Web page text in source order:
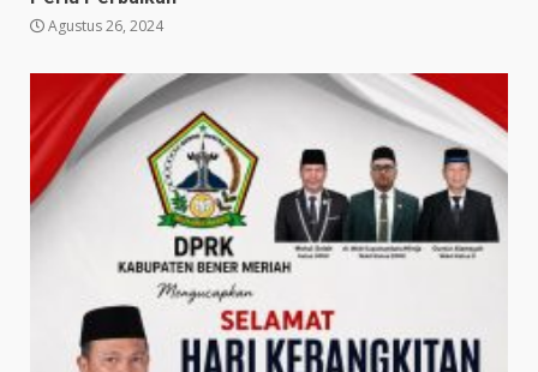
Agustus 26, 2024